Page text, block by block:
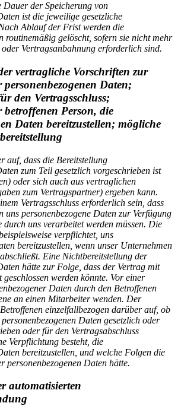
der Speicherung von
ist die jeweilige gesetzliche
Ablauf der Frist werden die
routinemäßig gelöscht, sofern sie nicht mehr
Vertragsanbahnung erforderlich sind.
vertragliche Vorschriften zur
Daten;
den Vertragsschluss;
Person, die
Daten bereitzustellen; mögliche
auf, dass die Bereitstellung
zum Teil gesetzlich vorgeschrieben ist
oder sich auch aus vertraglichen
zum Vertragspartner) ergeben kann.
Vertragsschluss erforderlich sein, dass
uns personenbezogene Daten zur Verfügung
uns verarbeitet werden müssen. Die
verpflichtet, uns
bereitzustellen, wenn unser Unternehmen
Eine Nichtbereitstellung der
hätte zur Folge, dass der Vertrag mit
werden könnte. Vor einer
Daten durch den Betroffenen
an einen Mitarbeiter wenden. Der
einzelfallbezogen darüber auf, ob
Daten gesetzlich oder
oder für den Vertragsabschluss
Verpflichtung besteht, die
bereitzustellen, und welche Folgen die
personenbezogenen Daten hätte.
automatisierten